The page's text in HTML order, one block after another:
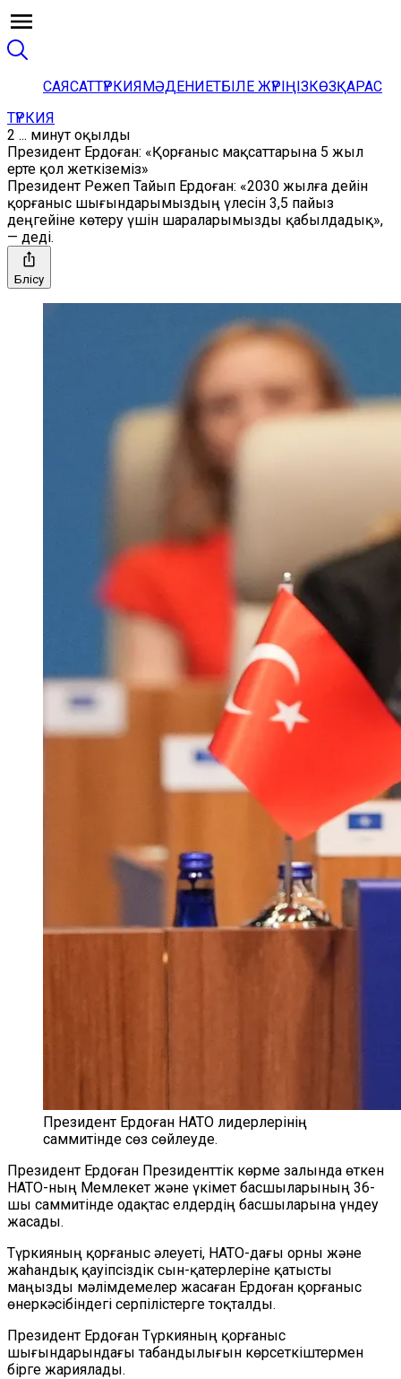
САЯСАТТҮРКИЯМӘДЕНИЕТБІЛЕ ЖҮРІҢІЗКӨЗҚАРАС
ТҮРКИЯ
2 ... минут оқылды
Президент Ердоған: «Қорғаныс мақсаттарына 5 жыл
ерте қол жеткіземіз»
Президент Режеп Тайып Ердоған: «2030 жылға дейін
қорғаныс шығындарымыздың үлесін 3,5 пайыз
деңгейіне көтеру үшін шараларымызды қабылдадық»,
— деді.
Бөлісу
Президент Ердоған НАТО лидерлерінің
саммитінде сөз сөйлеуде.
Президент Ердоған Президенттік көрме залында өткен
НАТО-ның Мемлекет және үкімет басшыларының 36-
шы саммитінде одақтас елдердің басшыларына үндеу
жасады.
Түркияның қорғаныс әлеуеті, НАТО-дағы орны және
жаһандық қауіпсіздік сын-қатерлеріне қатысты
маңызды мәлімдемелер жасаған Ердоған қорғаныс
өнеркәсібіндегі серпілістерге тоқталды.
Президент Ердоған Түркияның қорғаныс
шығындарындағы табандылығын көрсеткіштермен
бірге жариялады.